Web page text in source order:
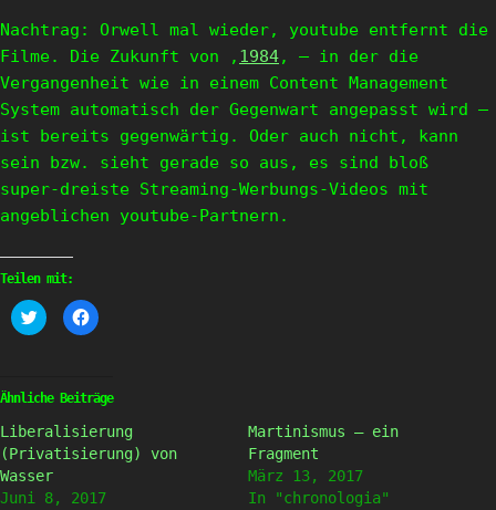
Nachtrag: Orwell mal wieder, youtube entfernt die
Filme. Die Zukunft von ‚ 1984‚ – in der die
Vergangenheit wie in einem Content Management
System automatisch der Gegenwart angepasst wird –
ist bereits gegenwärtig. Oder auch nicht, kann
sein bzw. sieht gerade so aus, es sind bloß
super-dreiste Streaming-Werbungs-Videos mit
angeblichen youtube-Partnern.
Teilen mit:
Klick,
um
(Wird
in
Fenster
geöffnet)
Klick,
um
(Wird
in
Fenster
geöffnet)
Ähnliche Beiträge
Liberalisierung
(Privatisierung) von
Wasser
Juni 8, 2017
Martinismus – ein
Fragment
März 13, 2017
In "chronologia"